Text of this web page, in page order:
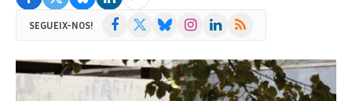
SEGUEIX-NOS! Facebook BlueskyInstagramLinkedIn
RSS